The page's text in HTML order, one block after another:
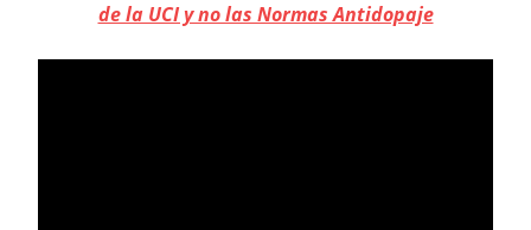
de la UCI y no las Normas Antidopaje